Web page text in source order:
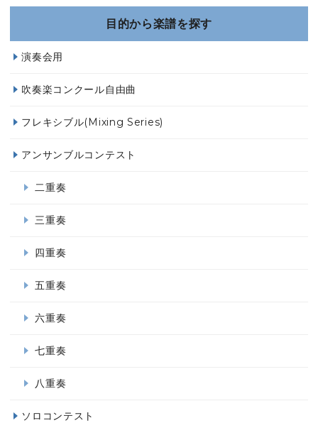
目的から楽譜を探す
演奏会用
吹奏楽コンクール自由曲
フレキシブル(Mixing Series)
アンサンブルコンテスト
二重奏
三重奏
四重奏
五重奏
六重奏
七重奏
八重奏
ソロコンテスト